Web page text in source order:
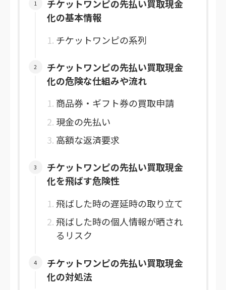
チケットワンピの先払い買取現金
化の基本情報
チケットワンピの系列
チケットワンピの先払い買取現金
化の危険な仕組みや流れ
商品券・ギフト券の買取申請
現金の先払い
高額な返済要求
チケットワンピの先払い買取現金
化を飛ばす危険性
飛ばした時の遅延時の取り立て
飛ばした時の個人情報が晒され
るリスク
チケットワンピの先払い買取現金
化の対処法